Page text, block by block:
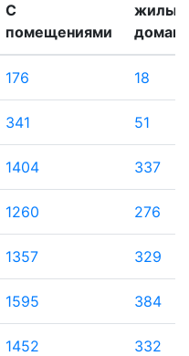
С
помещениями
176 18
341 51
1404 337
1260 276
1357 329
1595 384
1452 332